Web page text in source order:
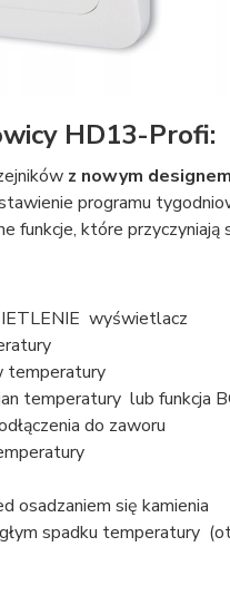
HD13-Profi:
z nowym
programu
funkcje, które
wyświetlacz
temperatury
temperatury lub funkcja
do zaworu
osadzaniem się kamienia
spadku temperatury